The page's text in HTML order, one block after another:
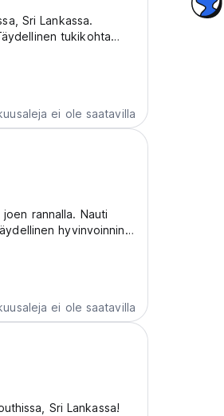
Sri Lankassa.
tukikohta
ei ole saatavilla
rannalla. Nauti
hyvinvoinnin
ei ole saatavilla
Sri Lankassa!